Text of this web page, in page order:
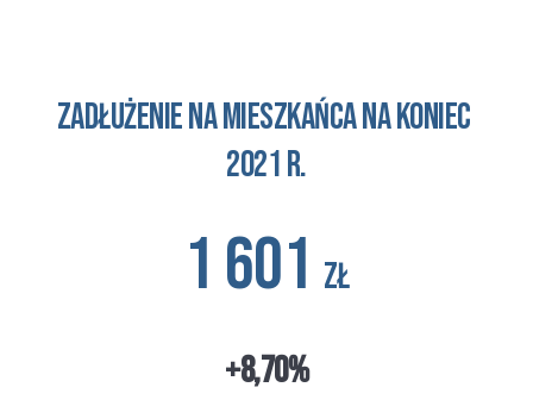
Zadłużenie na mieszkańca na koniec
2021 r.
1 601 zł
+8,70%